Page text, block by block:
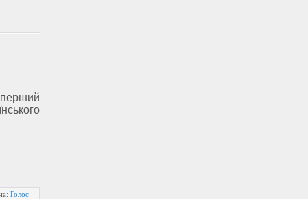
перший
Голос